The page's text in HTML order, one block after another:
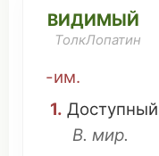
ВИДИМЫЙ
ТолкЛопатин
-им.
1. Доступный
В. мир.